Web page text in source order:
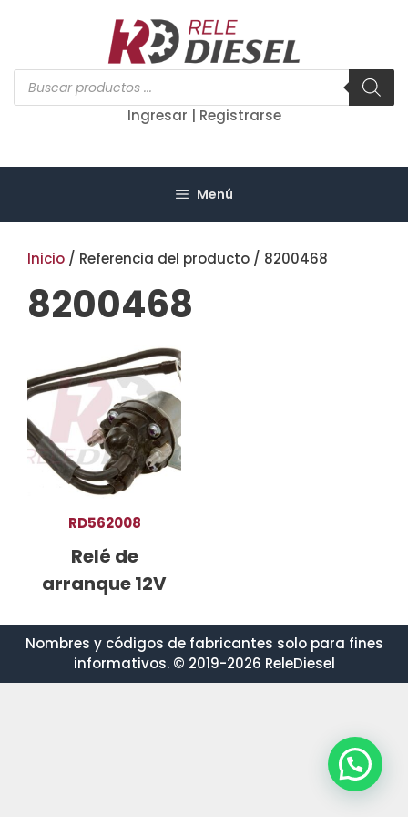
Búsqueda
de
productos
Ingresar | Registrarse
Menú
Inicio / Referencia del producto / 8200468
8200468
RD562008
Relé de
arranque 12V
Nombres y códigos de fabricantes solo para fines
informativos. © 2019-2026 ReleDiesel